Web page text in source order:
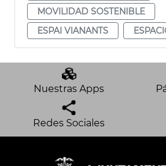
MOVILIDAD SOSTENIBLE
ESPAI VIANANTS
Nuestras Apps
Redes Sociales